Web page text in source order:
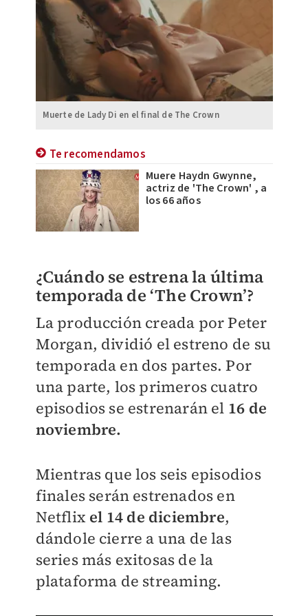
Muerte de Lady Di en el final de The Crown
Te recomendamos
Muere Haydn Gwynne,
actriz de 'The Crown' , a
los 66 años
¿Cuándo se estrena la última
temporada de ‘The Crown’?
La producción creada por Peter
Morgan, dividió el estreno de su
temporada en dos partes. Por
una parte, los primeros cuatro
episodios se estrenarán el 16 de
noviembre.
Mientras que los seis episodios
finales serán estrenados en
Netflix el 14 de diciembre,
dándole cierre a una de las
series más exitosas de la
plataforma de streaming.